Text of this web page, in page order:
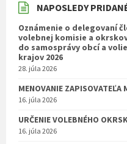
NAPOSLEDY
Oznámenie o delegovaní
volebnej komisie a
do samosprávy obcí a
krajov 2026
28. júla 2026
MENOVANIE ZAPISOVATEĽA
16. júla 2026
URČENIE VOLEBNÉHO
16. júla 2026